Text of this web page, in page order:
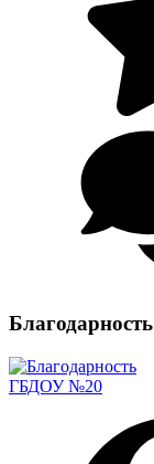
Благодарность
ГБДОУ №20